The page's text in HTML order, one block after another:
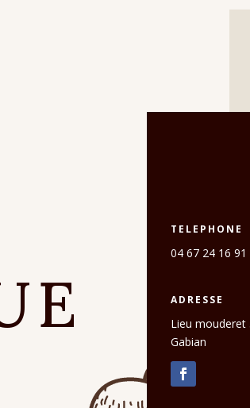
TELEPHONE
04 67 24 16 91
ADRESSE
Lieu mouderet
Gabian